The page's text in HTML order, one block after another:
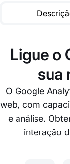
Ligue o
sua
O Google
web, com
e análise.
interação